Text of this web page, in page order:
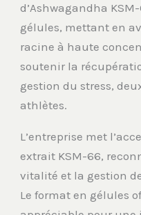
d’Ashwagandha
gélules, mettant en
racine à haute
soutenir la
gestion du stress,
athlètes.
L’entreprise met
extrait KSM-66,
vitalité et la gestion
Le format en gélules